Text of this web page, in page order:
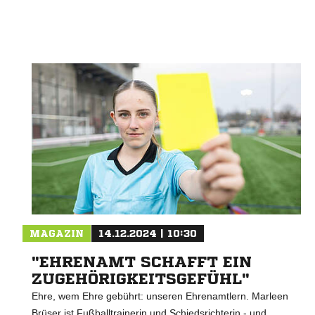
MAGAZIN 14.12.2024 | 10:30
"EHRENAMT SCHAFFT EIN
ZUGEHÖRIGKEITSGEFÜHL"
Ehre, wem Ehre gebührt: unseren Ehrenamtlern. Marleen